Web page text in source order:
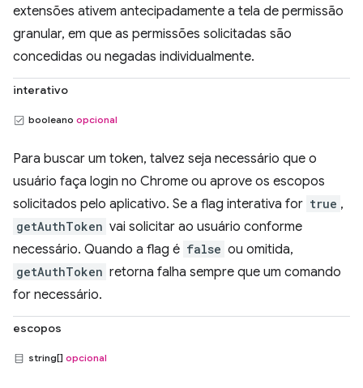
extensões ativem antecipadamente a tela de permissão
granular, em que as permissões solicitadas são
concedidas ou negadas individualmente.
interativo
booleano opcional
Para buscar um token, talvez seja necessário que o
usuário faça login no Chrome ou aprove os escopos
solicitados pelo aplicativo. Se a flag interativa for true ,
getAuthToken vai solicitar ao usuário conforme
necessário. Quando a flag é false ou omitida,
getAuthToken retorna falha sempre que um comando
for necessário.
escopos
string[] opcional